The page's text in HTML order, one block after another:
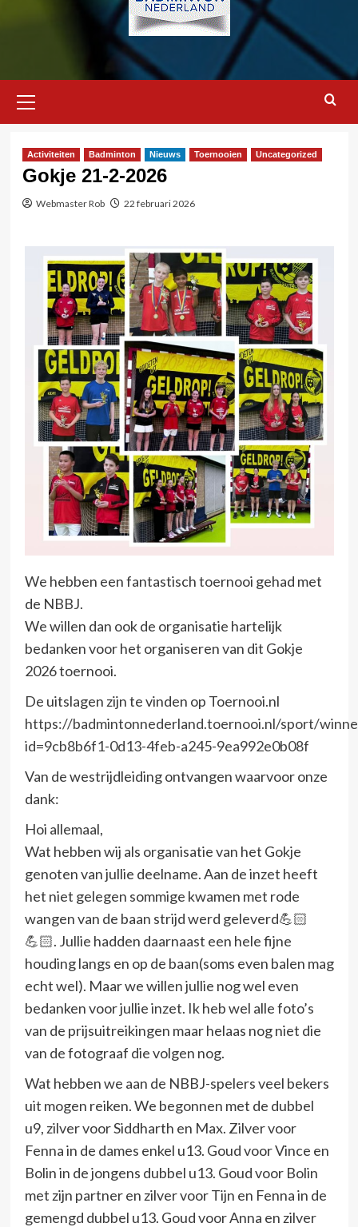
menu
Activiteiten Badminton Nieuws Toernooien Uncategorized
Gokje 21-2-2026
Webmaster Rob 22 februari 2026
We hebben een fantastisch toernooi gehad met
de NBBJ.
We willen dan ook de organisatie hartelijk
bedanken voor het organiseren van dit Gokje
2026 toernooi.
De uitslagen zijn te vinden op Toernooi.nl
https://badmintonnederland.toernooi.nl/sport/
id=9cb8b6f1-0d13-4feb-a245-9ea992e0b08f
Van de westrijdleiding ontvangen waarvoor onze
dank:
Hoi allemaal,
Wat hebben wij als organisatie van het Gokje
genoten van jullie deelname. Aan de inzet heeft
het niet gelegen sommige kwamen met rode
wangen van de baan strijd werd geleverd💪🏻
💪🏻. Jullie hadden daarnaast een hele fijne
houding langs en op de baan(soms even balen mag
echt wel). Maar we willen jullie nog wel even
bedanken voor jullie inzet. Ik heb wel alle foto’s
van de prijsuitreikingen maar helaas nog niet die
van de fotograaf die volgen nog.
Wat hebben we aan de NBBJ-spelers veel bekers
uit mogen reiken. We begonnen met de dubbel
u9, zilver voor Siddharth en Max. Zilver voor
Fenna in de dames enkel u13. Goud voor Vince en
Bolin in de jongens dubbel u13. Goud voor Bolin
met zijn partner en zilver voor Tijn en Fenna in de
gemengd dubbel u13. Goud voor Anna en zilver